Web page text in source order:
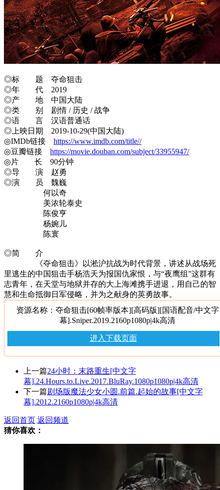
◎标 题 夺命狙击
◎年 代 2019
◎产 地 中国大陆
◎类 别 剧情 / 历史 / 战争
◎语 言 汉语普通话
◎上映日期 2019-10-29(中国大陆)
◎IMDb链接 https://www.imdb.com/title//
◎豆瓣链接 https://movie.douban.com/subject/33955947/
◎片 长 90分钟
◎导 演 赵勇
◎演 员 魏巍
何以奇
美浓轮泰史
陈俊亨
杨婉儿
陈寰
◎简 介
《夺命狙击》以淞沪抗战为时代背景，讲述从战场死
里逃生的中国狙击手杨浩天为报国仇家恨，与“夜鹰组”这群有
志青年，在天堂与地狱并存的大上海滩携手进退，用自己的智
慧和生命抵御日军侵略，并为之献身的英勇故事。
资源名称：夺命狙击[60帧率版本][高码版][国语配音/中文字
幕].Sniper.2019.2160p1080p|4k高清
进入下载页面
上一篇24小时：末路重生[中文字
幕].24.Hours.to.Live.2017.BluRay.1080p1080p|4k高清
下一篇剧场版魔法少女小圆.前篇.起始的故事[中文字
幕].2012.2160p1080p|4k高清
返回首页 返回频道
猜你喜欢：